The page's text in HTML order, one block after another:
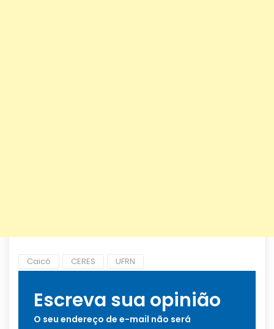
Caicó CERES UFRN
Escreva sua opinião
O seu endereço de e-mail não será